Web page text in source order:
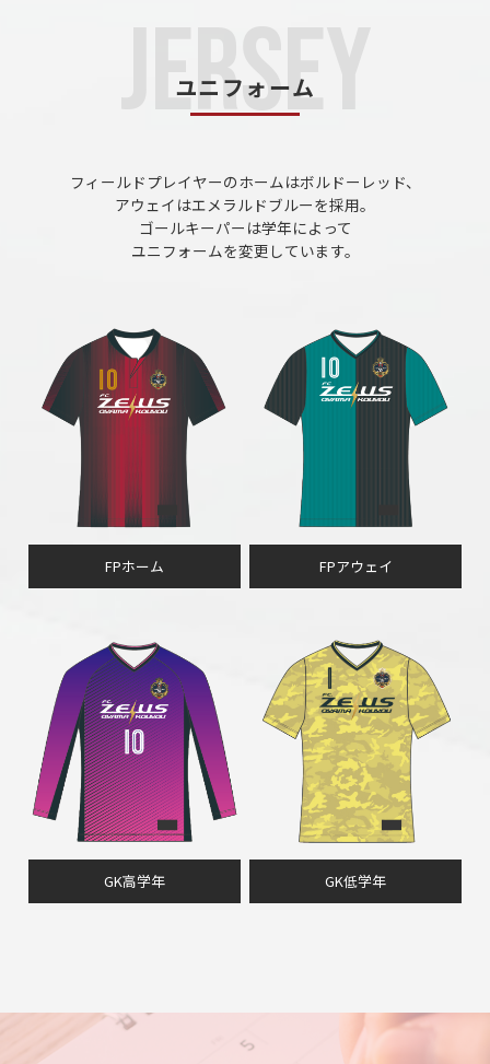
ユニフォーム
フィールドプレイヤーのホームはボルドーレッド、
アウェイはエメラルドブルーを採用。
ゴールキーパーは学年によって
ユニフォームを変更しています。
FPホーム FPアウェイ
GK高学年 GK低学年